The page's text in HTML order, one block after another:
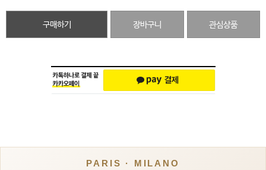
구매하기 장바구니 관심상품
PARIS · MILANO